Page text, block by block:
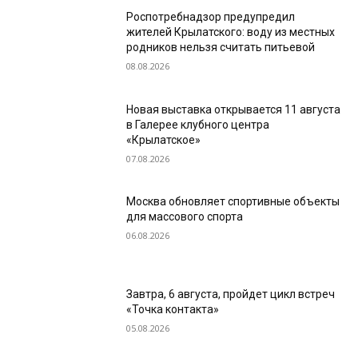
Роспотребнадзор предупредил
жителей Крылатского: воду из местных
родников нельзя считать питьевой
08.08.2026
Новая выставка открывается 11 августа
в Галерее клубного центра
«Крылатское»
07.08.2026
Москва обновляет спортивные объекты
для массового спорта
06.08.2026
Завтра, 6 августа, пройдет цикл встреч
«Точка контакта»
05.08.2026